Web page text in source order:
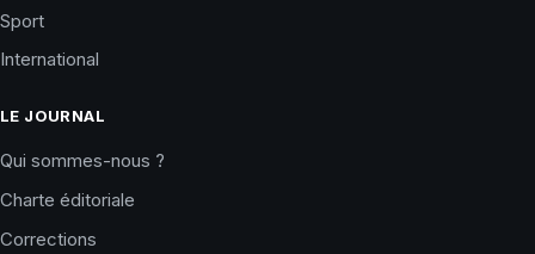
Sport
International
LE JOURNAL
Qui sommes-nous ?
Charte éditoriale
Corrections